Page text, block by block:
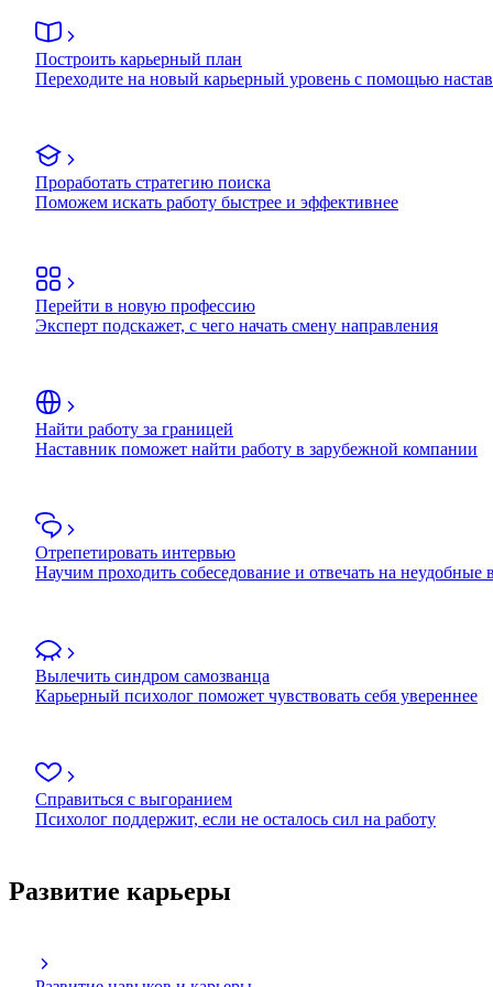
Построить карьерный план
Переходите на новый карьерный уровень с помощью
Проработать стратегию поиска
Поможем искать работу быстрее и эффективнее
Перейти в новую профессию
Эксперт подскажет, с чего начать смену направления
Найти работу за границей
Наставник поможет найти работу в зарубежной компании
Отрепетировать интервью
Научим проходить собеседование и отвечать на неудобные
Вылечить синдром самозванца
Карьерный психолог поможет чувствовать себя увереннее
Справиться с выгоранием
Психолог поддержит, если не осталось сил на работу
Развитие карьеры